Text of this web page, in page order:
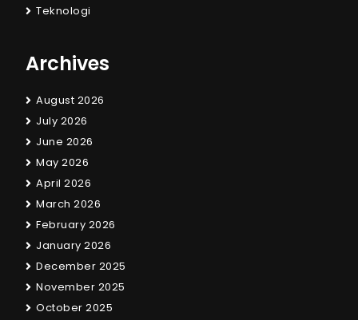
Teknologi
Archives
August 2026
July 2026
June 2026
May 2026
April 2026
March 2026
February 2026
January 2026
December 2025
November 2025
October 2025